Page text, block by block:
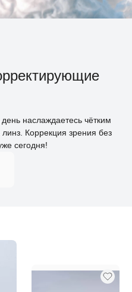
наслаждаетесь чётким
Коррекция зрения без
сегодня!